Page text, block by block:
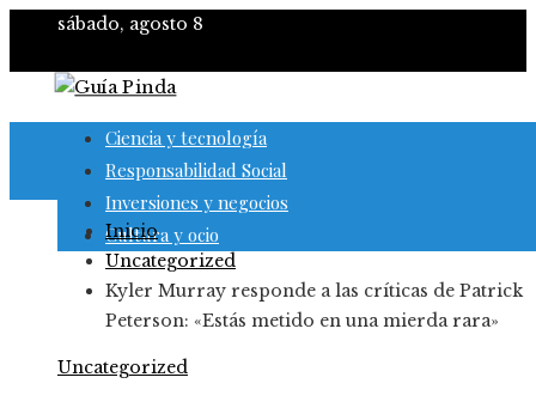
sábado, agosto 8
Ciencia y tecnología
Responsabilidad Social
Inversiones y negocios
Cultura y ocio
Inicio
Uncategorized
Kyler Murray responde a las críticas de Patrick
Peterson: «Estás metido en una mierda rara»
Uncategorized